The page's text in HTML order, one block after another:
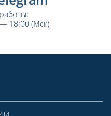
18:00 (Мск)